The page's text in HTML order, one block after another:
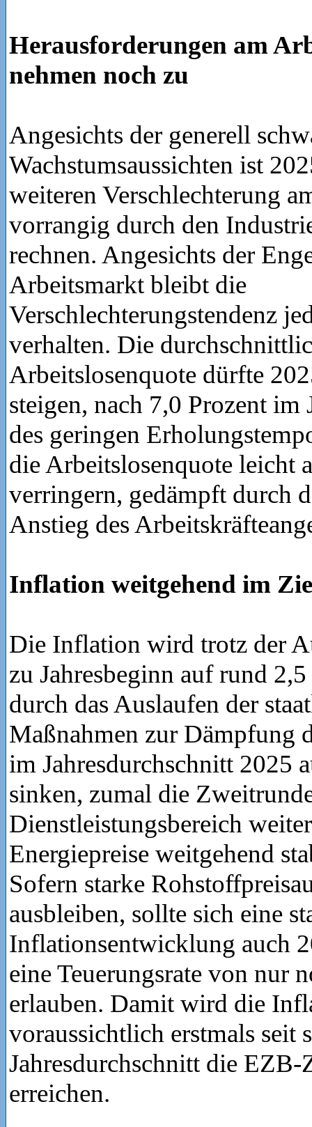
Herausforderungen am
nehmen noch zu
Angesichts der generell
Wachstumsaussichten ist
weiteren Verschlechterung
vorrangig durch den
rechnen. Angesichts der
Arbeitsmarkt bleibt die
Verschlechterungstendenz
verhalten. Die
Arbeitslosenquote dürfte
steigen, nach 7,0 Prozent im
des geringen
die Arbeitslosenquote leicht
verringern, gedämpft durch
Anstieg des
Inflation weitgehend im
Die Inflation wird trotz der
zu Jahresbeginn auf rund
durch das Auslaufen der
Maßnahmen zur Dämpfung
im Jahresdurchschnitt 2025
sinken, zumal die
Dienstleistungsbereich
Energiepreise weitgehend
Sofern starke
ausbleiben, sollte sich eine
Inflationsentwicklung auch
eine Teuerungsrate von nur
erlauben. Damit wird die
voraussichtlich erstmals seit
Jahresdurchschnitt die EZB-
erreichen.